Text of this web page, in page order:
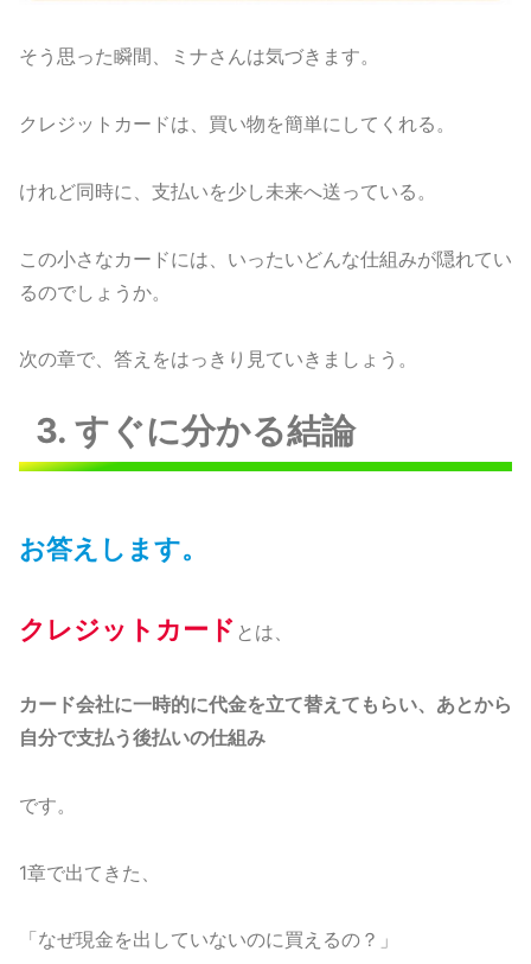
そう思った瞬間、ミナさんは気づきます。
クレジットカードは、買い物を簡単にしてくれる。
けれど同時に、支払いを少し未来へ送っている。
この小さなカードには、いったいどんな仕組みが隠れてい
るのでしょうか。
次の章で、答えをはっきり見ていきましょう。
3. すぐに分かる結論
お答えします。
クレジットカード とは、
カード会社に一時的に代金を立て替えてもらい、あとから
自分で支払う後払いの仕組み
です。
1章で出てきた、
「なぜ現金を出していないのに買えるの？」